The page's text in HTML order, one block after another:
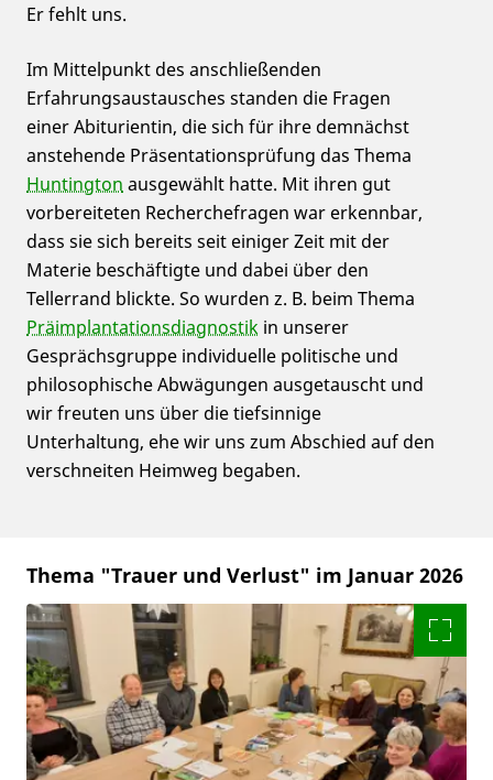
Er fehlt uns.
Im Mittelpunkt des anschließenden
Erfahrungsaustausches standen die Fragen
einer Abiturientin, die sich für ihre demnächst
anstehende Präsentationsprüfung das Thema
Huntington ausgewählt hatte. Mit ihren gut
vorbereiteten Recherchefragen war erkennbar,
dass sie sich bereits seit einiger Zeit mit der
Materie beschäftigte und dabei über den
Tellerrand blickte. So wurden z. B. beim Thema
Präimplantationsdiagnostik in unserer
Gesprächsgruppe individuelle politische und
philosophische Abwägungen ausgetauscht und
wir freuten uns über die tiefsinnige
Unterhaltung, ehe wir uns zum Abschied auf den
verschneiten Heimweg begaben.
Thema "Trauer und Verlust" im Januar 2026